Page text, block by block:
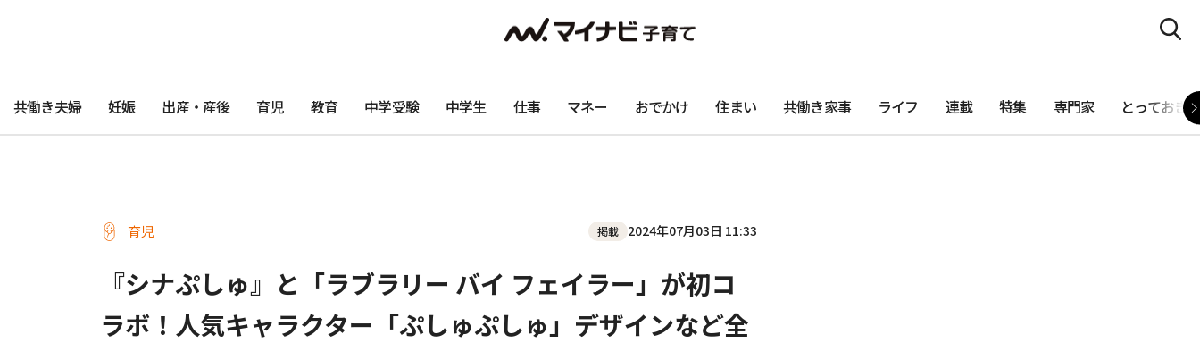
共働き夫婦 妊娠 出産・産後 育児 教育 中学受験 中学生 仕事 マネー おでかけ 住まい 共働き家事 ライフ 連載 特集 専門家 とっておき
育児 掲載 2024年07月03日 11:33
『シナぷしゅ』と「ラブラリー バイ フェイラー」が初コ
ラボ！人気キャラクター「ぷしゅぷしゅ」デザインなど全